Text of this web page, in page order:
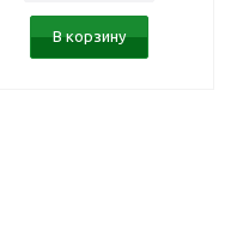
В корзину